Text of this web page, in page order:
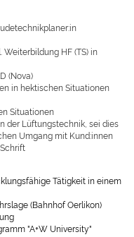
HF (TS) in
(Nova)
in hektischen Situationen
Situationen
der Lüftungstechnik, sei dies
Umgang mit Kund:innen
Tätigkeit in einem
(Bahnhof Oerlikon)
"A+W University"